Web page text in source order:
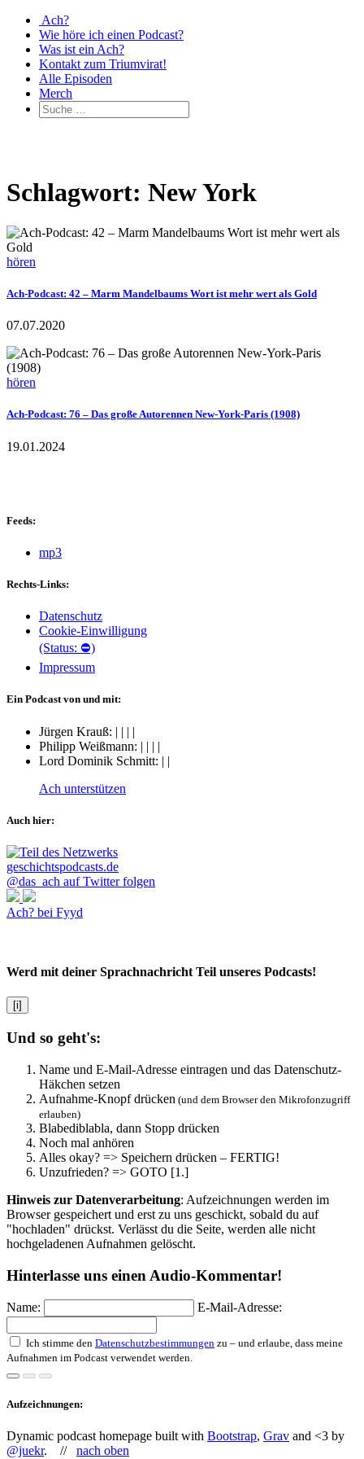
Ach?
Wie höre ich einen Podcast?
Was ist ein Ach?
Kontakt zum Triumvirat!
Alle Episoden
Merch
Schlagwort: New York
hören
Ach-Podcast: 42 – Marm Mandelbaums Wort ist mehr wert als Gold
07.07.2020
hören
Ach-Podcast: 76 – Das große Autorennen New-York-Paris (1908)
19.01.2024
Feeds:
mp3
Rechts-Links:
Datenschutz
Cookie-Einwilligung
(Status: ⛔)
Impressum
Ein Podcast von und mit:
Jürgen Krauß: | | | |
Philipp Weißmann: | | | |
Lord Dominik Schmitt: | |
Ach unterstützen
Auch hier:
@das_ach auf Twitter folgen
Ach? bei Fyyd
Werd mit deiner Sprachnachricht Teil unseres Podcasts!
[i]
Und so geht's:
Name und E-Mail-Adresse eintragen und das Datenschutz-
Häkchen setzen
Aufnahme-Knopf drücken (und dem Browser den Mikrofonzugriff
erlauben)
Blabediblabla, dann Stopp drücken
Noch mal anhören
Alles okay? => Speichern drücken – FERTIG!
Unzufrieden? => GOTO [1.]
Hinweis zur Datenverarbeitung: Aufzeichnungen werden im
Browser gespeichert und erst zu uns geschickt, sobald du auf
"hochladen" drückst. Verlässt du die Seite, werden alle nicht
hochgeladenen Aufnahmen gelöscht.
Hinterlasse uns einen Audio-Kommentar!
Name: E-Mail-Adresse:
Ich stimme den Datenschutzbestimmungen zu – und erlaube, dass meine
Aufnahmen im Podcast verwendet werden.
Aufzeichnungen:
Dynamic podcast homepage built with Bootstrap, Grav and <3 by
@juekr. // nach oben